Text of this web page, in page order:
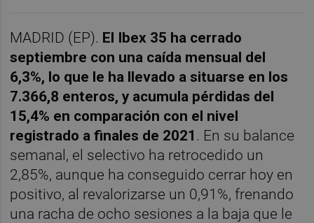
MADRID (EP). El Ibex 35 ha cerrado
septiembre con una caída mensual del
6,3%, lo que le ha llevado a situarse en los
7.366,8 enteros, y acumula pérdidas del
15,4% en comparación con el nivel
registrado a finales de 2021 . En su balance
semanal, el selectivo ha retrocedido un
2,85%, aunque ha conseguido cerrar hoy en
positivo, al revalorizarse un 0,91%, frenando
una racha de ocho sesiones a la baja que le